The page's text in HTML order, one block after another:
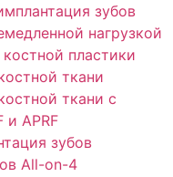
зубов
нагрузкой
пластики
ткани
ткани с
и APRF
зубов
All-on-4